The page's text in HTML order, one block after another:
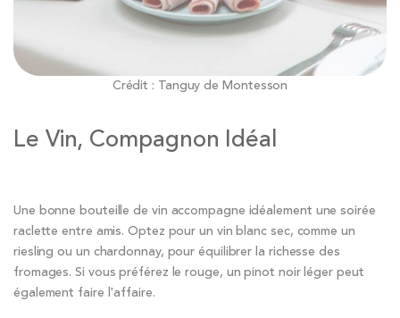
Crédit : Tanguy de Montesson
Le Vin, Compagnon Idéal
Une bonne bouteille de vin accompagne idéalement une soirée
raclette entre amis. Optez pour un vin blanc sec, comme un
riesling ou un chardonnay, pour équilibrer la richesse des
fromages. Si vous préférez le rouge, un pinot noir léger peut
également faire l'affaire.